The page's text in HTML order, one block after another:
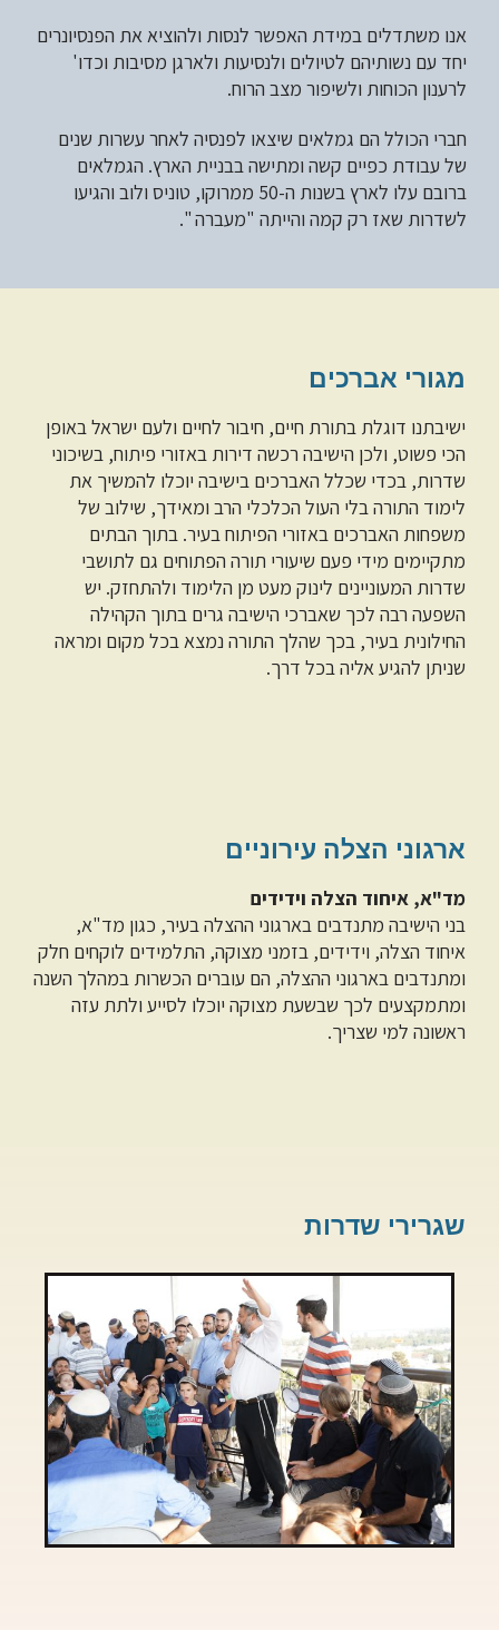
אנו משתדלים במידת האפשר לנסות ולהוציא את הפנסיונרים
יחד עם נשותיהם לטיולים ולנסיעות ולארגן מסיבות וכדו'
לרענון הכוחות ולשיפור מצב הרוח.
חברי הכולל הם גמלאים שיצאו לפנסיה לאחר עשרות שנים
של עבודת כפיים קשה ומתישה בבניית הארץ. הגמלאים
ברובם עלו לארץ בשנות ה-50 ממרוקו, טוניס ולוב והגיעו
לשדרות שאז רק קמה והייתה "מעברה ".
מגורי אברכים
ישיבתנו דוגלת בתורת חיים, חיבור לחיים ולעם ישראל באופן
הכי פשוט, ולכן הישיבה רכשה דירות באזורי פיתוח, בשיכוני
שדרות, בכדי שכלל האברכים בישיבה יוכלו להמשיך את
לימוד התורה בלי העול הכלכלי הרב ומאידך, שילוב של
משפחות האברכים באזורי הפיתוח בעיר. בתוך הבתים
מתקיימים מידי פעם שיעורי תורה הפתוחים גם לתושבי
שדרות המעוניינים לינוק מעט מן הלימוד ולהתחזק. יש
השפעה רבה לכך שאברכי הישיבה גרים בתוך הקהילה
החילונית בעיר, בכך שהלך התורה נמצא בכל מקום ומראה
שניתן להגיע אליה בכל דרך.
ארגוני הצלה עירוניים
מד"א, איחוד הצלה וידידים
בני הישיבה מתנדבים בארגוני ההצלה בעיר, כגון מד"א,
איחוד הצלה, וידידים, בזמני מצוקה, התלמידים לוקחים חלק
ומתנדבים בארגוני ההצלה, הם עוברים הכשרות במהלך השנה
ומתמקצעים לכך שבשעת מצוקה יוכלו לסייע ולתת עזה
ראשונה למי שצריך.
שגרירי שדרות